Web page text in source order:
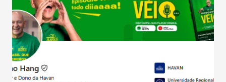
país tem a menor taxa de desemprego dos anos recentes.
Ainda segundo a Pesquisa, em novembro de 2025, 40% dos
bares e restaurantes operaram com lucro e outros 40%
registraram equilíbrio financeiro. Já o percentual de
estabelecimentos no prejuízo ficou em 19%, pouco abaixo
do observado no mês anterior. Outros 1% não existiam em